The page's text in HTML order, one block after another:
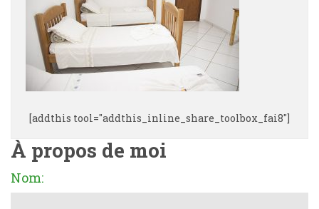
[addthis tool="addthis_inline_share_toolbox_fai8"]
À propos de moi
Nom: